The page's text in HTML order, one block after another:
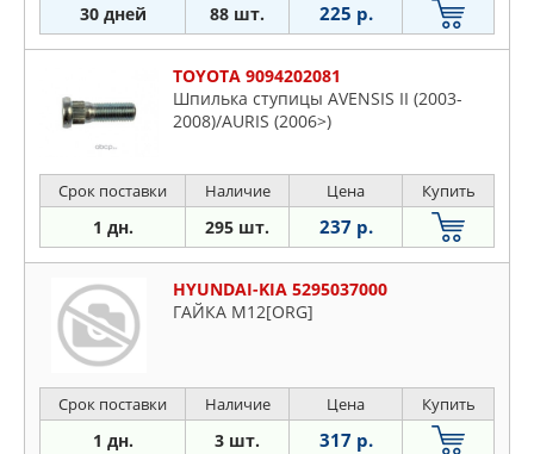
30 дней 88 шт. 225 р.
TOYOTA 9094202081
Шпилька ступицы AVENSIS II (2003-
2008)/AURIS (2006>)
Срок поставки Наличие Цена Купить
1 дн. 295 шт. 237 р.
HYUNDAI-KIA 5295037000
ГАЙКА M12[ORG]
Срок поставки Наличие Цена Купить
1 дн. 3 шт. 317 р.